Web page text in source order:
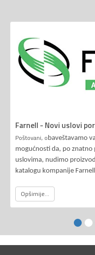
Farnell - Novi uslovi
Poštovani, o baveštavamo
mogućnosti da, po
uslovima, nudimo
katalogu kompanije
Opširnije...